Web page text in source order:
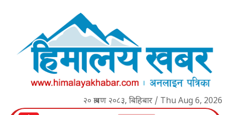
२० श्रावण २०८३, बिहिबार / Thu Aug 6, 2026